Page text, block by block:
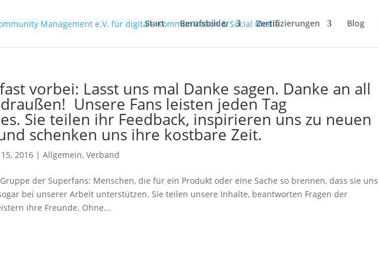
Start Berufsbilder Zertifizierungen Blog
vorbei: Lasst uns mal Danke sagen. Danke an all
Unsere Fans leisten jeden Tag
Sie teilen ihr Feedback, inspirieren uns zu neuen
schenken uns ihre kostbare Zeit.
2016 |Allgemein,Verband
der Superfans: Menschen, die für ein Produkt oder eine Sache so brennen, dass sie uns
bei unserer Arbeit unterstützen. Sie teilen unsere Inhalte, beantworten Fragen der
ihre Freunde. Ohne...